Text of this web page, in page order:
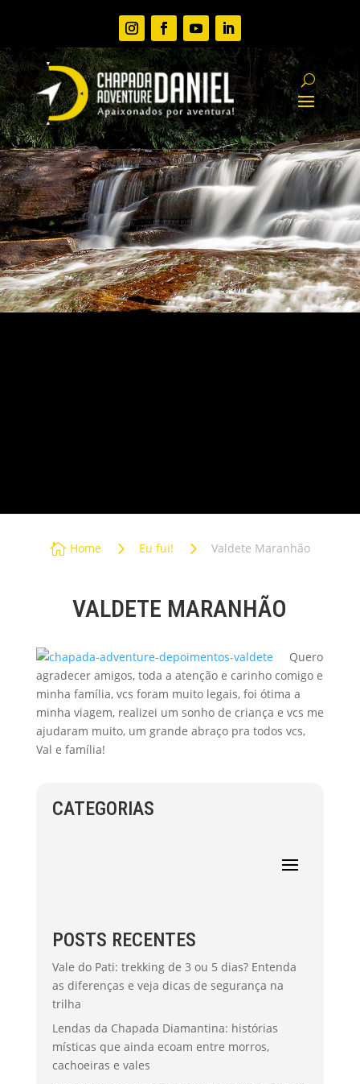
 Home 5 Eu fui! 5 Valdete Maranhão
VALDETE MARANHÃO
Quero
agradecer amigos, toda a atenção e carinho comigo e
minha família, vcs foram muito legais, foi ótima a
minha viagem, realizei um sonho de criança e vcs me
ajudaram muito, um grande abraço pra todos vcs,
Val e família!
CATEGORIAS
POSTS RECENTES
Vale do Pati: trekking de 3 ou 5 dias? Entenda
as diferenças e veja dicas de segurança na
trilha
Lendas da Chapada Diamantina: histórias
místicas que ainda ecoam entre morros,
cachoeiras e vales